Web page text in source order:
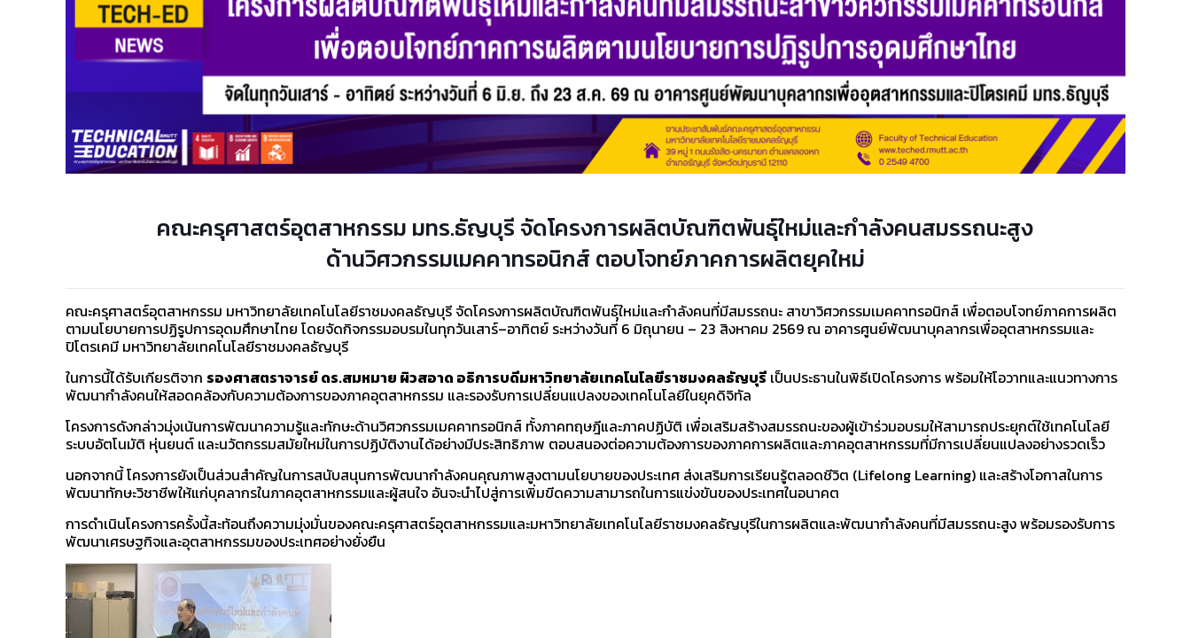
คณะครุศาสตร์อุตสาหกรรม มทร.ธัญบุรี จัดโครงการผลิตบัณฑิตพันธุ์ใหม่และกำลังคนสมรรถนะสูง
ด้านวิศวกรรมเมคคาทรอนิกส์ ตอบโจทย์ภาคการผลิตยุคใหม่
คณะครุศาสตร์อุตสาหกรรม มหาวิทยาลัยเทคโนโลยีราชมงคลธัญบุรี จัดโครงการผลิตบัณฑิตพันธุ์ใหม่และกำลังคนที่มีสมรรถนะ สาขาวิศวกรรมเมคคาทรอนิกส์ เพื่อตอบโจทย์ภาคการผลิต
ตามนโยบายการปฏิรูปการอุดมศึกษาไทย โดยจัดกิจกรรมอบรมในทุกวันเสาร์–อาทิตย์ ระหว่างวันที่ 6 มิถุนายน – 23 สิงหาคม 2569 ณ อาคารศูนย์พัฒนาบุคลากรเพื่ออุตสาหกรรมและ
ปิโตรเคมี มหาวิทยาลัยเทคโนโลยีราชมงคลธัญบุรี
ในการนี้ได้รับเกียรติจาก รองศาสตราจารย์ ดร.สมหมาย ผิวสอาด อธิการบดีมหาวิทยาลัยเทคโนโลยีราชมงคลธัญบุรี เป็นประธานในพิธีเปิดโครงการ พร้อมให้โอวาทและแนวทางการ
พัฒนากำลังคนให้สอดคล้องกับความต้องการของภาคอุตสาหกรรม และรองรับการเปลี่ยนแปลงของเทคโนโลยีในยุคดิจิทัล
โครงการดังกล่าวมุ่งเน้นการพัฒนาความรู้และทักษะด้านวิศวกรรมเมคคาทรอนิกส์ ทั้งภาคทฤษฎีและภาคปฏิบัติ เพื่อเสริมสร้างสมรรถนะของผู้เข้าร่วมอบรมให้สามารถประยุกต์ใช้เทคโนโลยี
ระบบอัตโนมัติ หุ่นยนต์ และนวัตกรรมสมัยใหม่ในการปฏิบัติงานได้อย่างมีประสิทธิภาพ ตอบสนองต่อความต้องการของภาคการผลิตและภาคอุตสาหกรรมที่มีการเปลี่ยนแปลงอย่างรวดเร็ว
นอกจากนี้ โครงการยังเป็นส่วนสำคัญในการสนับสนุนการพัฒนากำลังคนคุณภาพสูงตามนโยบายของประเทศ ส่งเสริมการเรียนรู้ตลอดชีวิต (Lifelong Learning) และสร้างโอกาสในการ
พัฒนาทักษะวิชาชีพให้แก่บุคลากรในภาคอุตสาหกรรมและผู้สนใจ อันจะนำไปสู่การเพิ่มขีดความสามารถในการแข่งขันของประเทศในอนาคต
การดำเนินโครงการครั้งนี้สะท้อนถึงความมุ่งมั่นของคณะครุศาสตร์อุตสาหกรรมและมหาวิทยาลัยเทคโนโลยีราชมงคลธัญบุรีในการผลิตและพัฒนากำลังคนที่มีสมรรถนะสูง พร้อมรองรับการ
พัฒนาเศรษฐกิจและอุตสาหกรรมของประเทศอย่างยั่งยืน